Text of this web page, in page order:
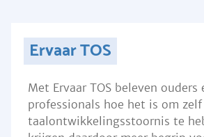
Ervaar TOS
Met Ervaar TOS beleven ouders
professionals hoe het is om zelf
taalontwikkelingsstoornis te